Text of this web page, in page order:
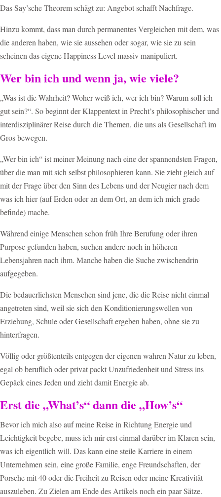
Das Say’sche Theorem schägt zu: Angebot schafft Nachfrage.
Hinzu kommt, dass man durch permanentes Vergleichen mit dem, was
die anderen haben, wie sie aussehen oder sogar, wie sie zu sein
scheinen das eigene Happiness Level massiv manipuliert.
Wer bin ich und wenn ja, wie viele?
„Was ist die Wahrheit? Woher weiß ich, wer ich bin? Warum soll ich
gut sein?“. So beginnt der Klappentext in Precht’s philosophischer und
interdisziplinärer Reise durch die Themen, die uns als Gesellschaft im
Gros bewegen.
„Wer bin ich“ ist meiner Meinung nach eine der spannendsten Fragen,
über die man mit sich selbst philosophieren kann. Sie zieht gleich auf
mit der Frage über den Sinn des Lebens und der Neugier nach dem
was ich hier (auf Erden oder an dem Ort, an dem ich mich grade
befinde) mache.
Während einige Menschen schon früh Ihre Berufung oder ihren
Purpose gefunden haben, suchen andere noch in höheren
Lebensjahren nach ihm. Manche haben die Suche zwischendrin
aufgegeben.
Die bedauerlichsten Menschen sind jene, die die Reise nicht einmal
angetreten sind, weil sie sich den Konditionierungswellen von
Erziehung, Schule oder Gesellschaft ergeben haben, ohne sie zu
hinterfragen.
Völlig oder größtenteils entgegen der eigenen wahren Natur zu leben,
egal ob beruflich oder privat packt Unzufriedenheit und Stress ins
Gepäck eines Jeden und zieht damit Energie ab.
Erst die „What’s“ dann die „How’s“
Bevor ich mich also auf meine Reise in Richtung Energie und
Leichtigkeit begebe, muss ich mir erst einmal darüber im Klaren sein,
was ich eigentlich will. Das kann eine steile Karriere in einem
Unternehmen sein, eine große Familie, enge Freundschaften, der
Porsche mit 40 oder die Freiheit zu Reisen oder meine Kreativität
auszuleben. Zu Zielen am Ende des Artikels noch ein paar Sätze.